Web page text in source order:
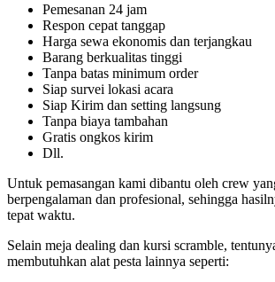
Pemesanan 24 jam
Respon cepat tanggap
Harga sewa ekonomis dan terjangkau
Barang berkualitas tinggi
Tanpa batas minimum order
Siap survei lokasi acara
Siap Kirim dan setting langsung
Tanpa biaya tambahan
Gratis ongkos kirim
Dll.
Untuk pemasangan kami dibantu oleh crew
berpengalaman dan profesional, sehingga
tepat waktu.
Selain meja dealing dan kursi scramble,
membutuhkan alat pesta lainnya seperti: